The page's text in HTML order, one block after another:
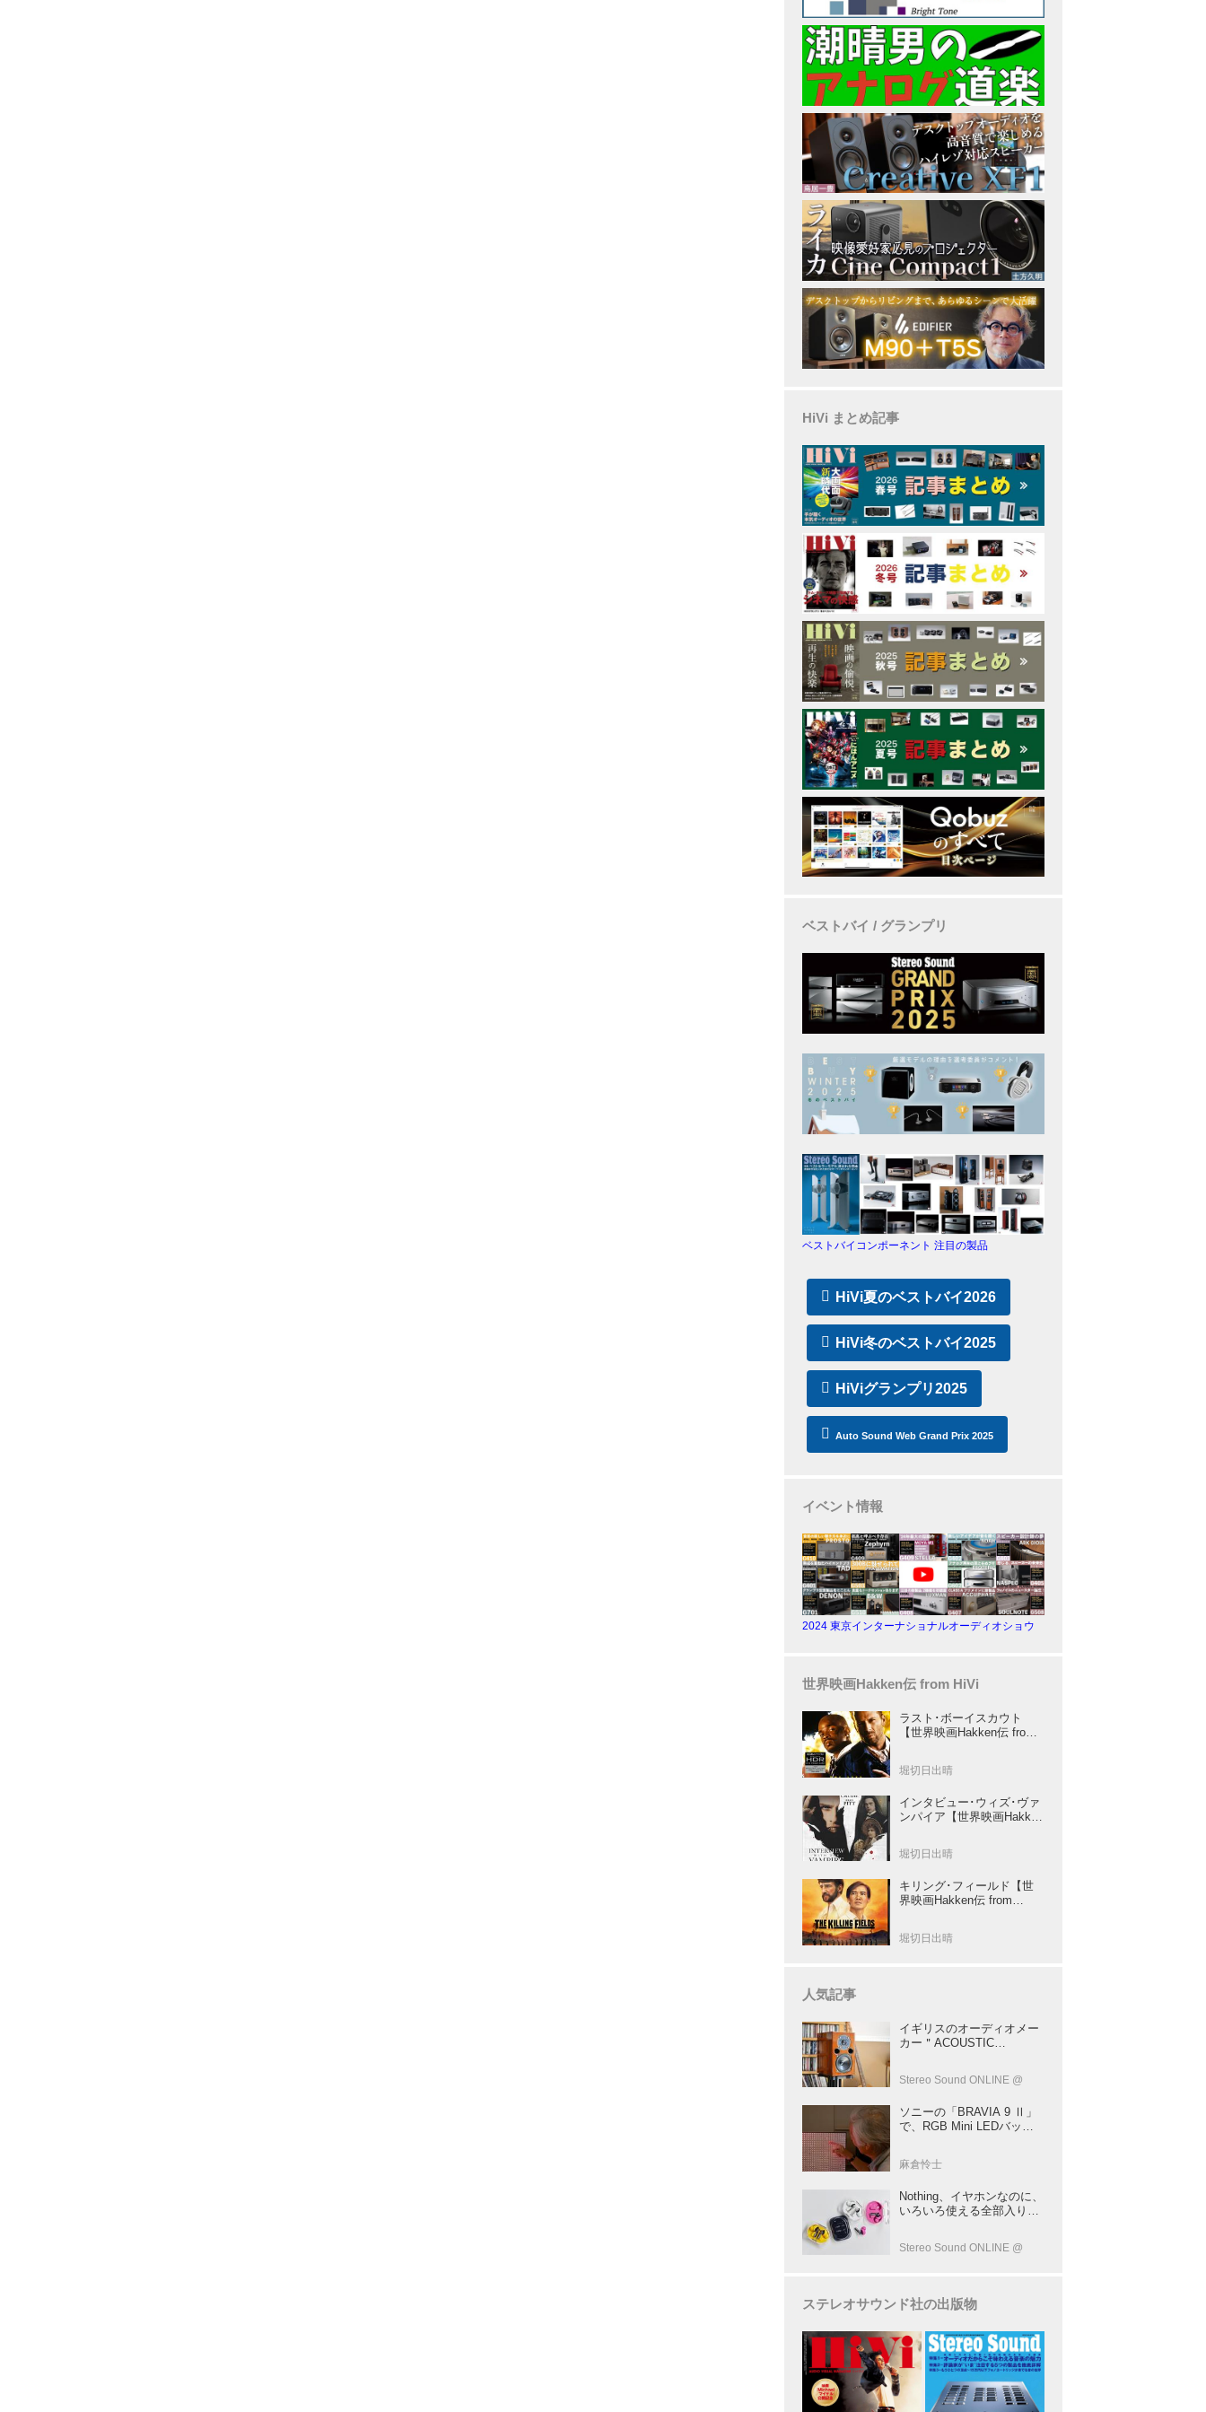
HiVi まとめ記事
ベストバイ / グランプリ
ベストバイコンポーネント 注目の製品
HiVi夏のベストバイ2026
HiVi冬のベストバイ2025
HiViグランプリ2025
Auto Sound Web Grand Prix 2025
イベント情報
2024 東京インターナショナルオーディオショウ
世界映画Hakken伝 from HiVi
ラスト･ボーイスカウト
【世界映画Hakken伝 from
が放つ負け犬アクションの
堀切日出晴
インタビュー･ウィズ･ヴァ
ンパイア【世界映画Hakken
督吸血鬼ホラー
堀切日出晴
キリング･フィールド【世
界映画Hakken伝 from
さぶる傑作
堀切日出晴
人気記事
イギリスのオーディオメー
カー＂ACOUSTIC
「AE1」の40周年記念モデ
Stereo Sound ONLINE @
ソニーの「BRAVIA 9 Ⅱ」
で、RGB Mini LEDバック
リー” だ（後）：麻倉怜士
137
麻倉怜士
Nothing、イヤホンなのに、
いろいろ使える全部入りモ
や、会話も録音できる
Stereo Sound ONLINE @
ステレオサウンド社の出版物